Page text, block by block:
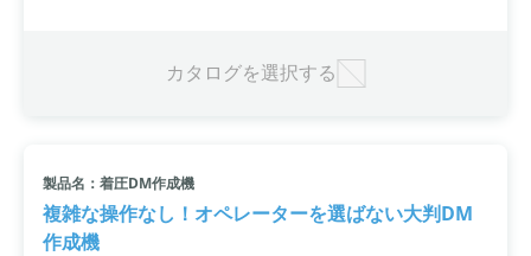
カタログを選択する
製品名：着圧DM作成機
複雑な操作なし！オペレーターを選ばない大判DM
作成機